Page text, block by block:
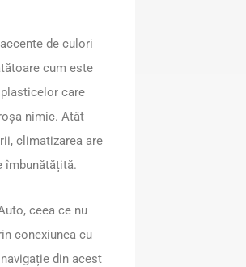
de culori
cum este
care
nimic. Atât
climatizarea are
îmbunătățită.
ceea ce nu
conexiunea cu
din acest